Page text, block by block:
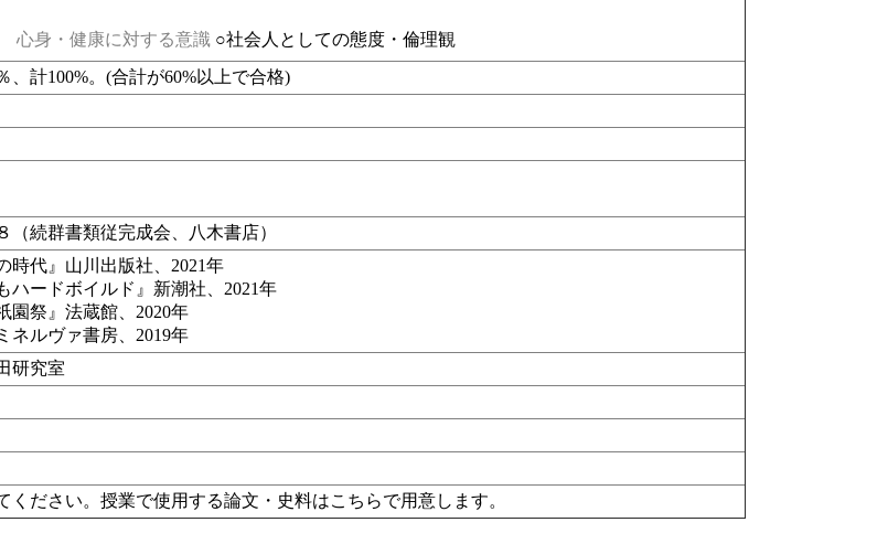
心身・健康に対する意識 ○社会人としての態度・倫理観
、計100%。(合計が60%以上で合格)
（続群書類従完成会、八木書店）
時代』山川出版社、2021年
ハードボイルド』新潮社、2021年
園祭』法蔵館、2020年
ネルヴァ書房、2019年
研究室
ください。授業で使用する論文・史料はこちらで用意します。